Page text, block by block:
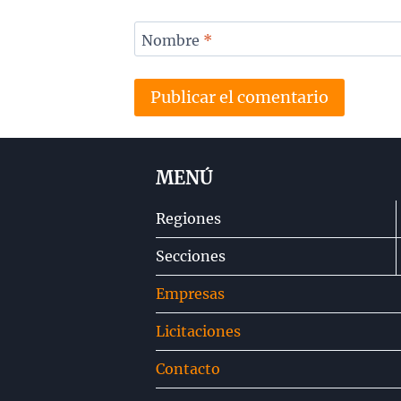
Nombre *
MENÚ
Regiones
Secciones
Empresas
Licitaciones
Contacto